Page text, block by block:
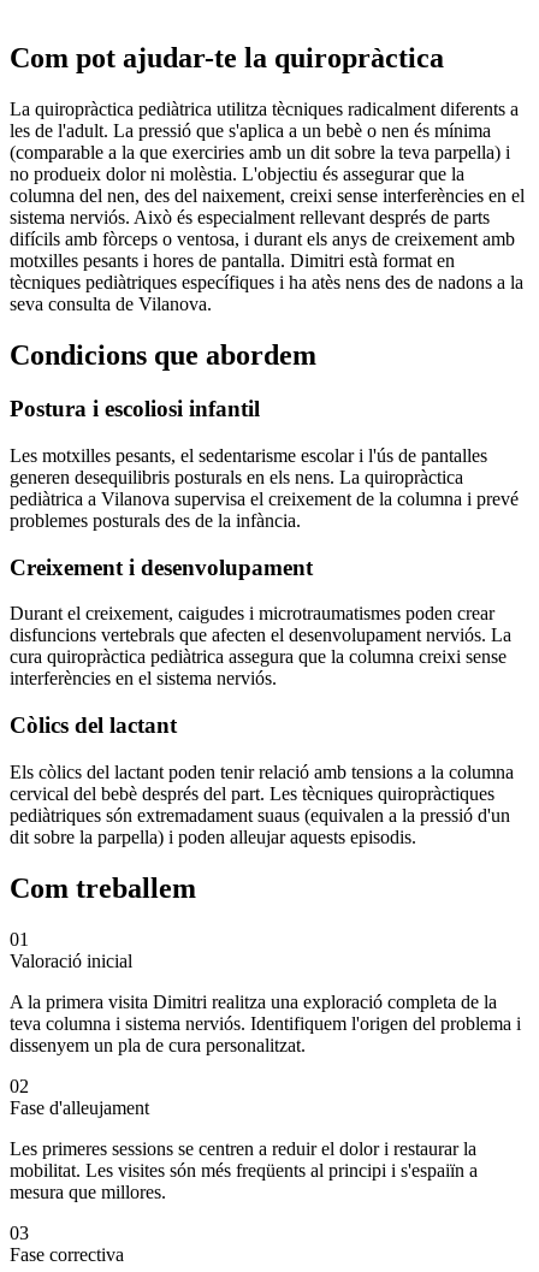
Com pot ajudar-te la quiropràctica
La quiropràctica pediàtrica utilitza tècniques radicalment diferents a
les de l'adult. La pressió que s'aplica a un bebè o nen és mínima
(comparable a la que exerciries amb un dit sobre la teva parpella) i
no produeix dolor ni molèstia. L'objectiu és assegurar que la
columna del nen, des del naixement, creixi sense interferències en el
sistema nerviós. Això és especialment rellevant després de parts
difícils amb fòrceps o ventosa, i durant els anys de creixement amb
motxilles pesants i hores de pantalla. Dimitri està format en
tècniques pediàtriques específiques i ha atès nens des de nadons a la
seva consulta de Vilanova.
Condicions que abordem
Postura i escoliosi infantil
Les motxilles pesants, el sedentarisme escolar i l'ús de pantalles
generen desequilibris posturals en els nens. La quiropràctica
pediàtrica a Vilanova supervisa el creixement de la columna i prevé
problemes posturals des de la infància.
Creixement i desenvolupament
Durant el creixement, caigudes i microtraumatismes poden crear
disfuncions vertebrals que afecten el desenvolupament nerviós. La
cura quiropràctica pediàtrica assegura que la columna creixi sense
interferències en el sistema nerviós.
Còlics del lactant
Els còlics del lactant poden tenir relació amb tensions a la columna
cervical del bebè després del part. Les tècniques quiropràctiques
pediàtriques són extremadament suaus (equivalen a la pressió d'un
dit sobre la parpella) i poden alleujar aquests episodis.
Com treballem
01
Valoració inicial
A la primera visita Dimitri realitza una exploració completa de la
teva columna i sistema nerviós. Identifiquem l'origen del problema i
dissenyem un pla de cura personalitzat.
02
Fase d'alleujament
Les primeres sessions se centren a reduir el dolor i restaurar la
mobilitat. Les visites són més freqüents al principi i s'espaiïn a
mesura que millores.
03
Fase correctiva